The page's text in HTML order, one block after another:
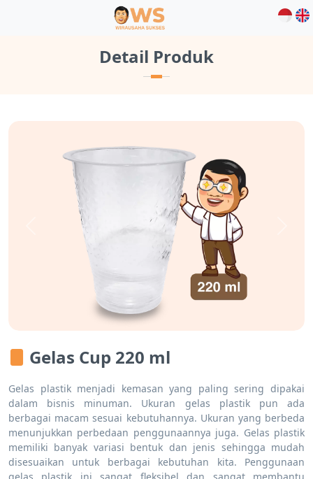
Detail Produk
Gelas Cup 220 ml
Gelas plastik menjadi kemasan yang paling sering dipakai
dalam bisnis minuman. Ukuran gelas plastik pun ada
berbagai macam sesuai kebutuhannya. Ukuran yang berbeda
menunjukkan perbedaan penggunaannya juga. Gelas plastik
memiliki banyak variasi bentuk dan jenis sehingga mudah
disesuaikan untuk berbagai kebutuhan kita. Penggunaan